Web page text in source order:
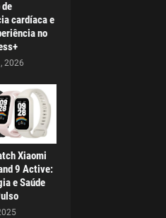
cardíaca e
no
2026
Xiaomi
9 Active:
e Saúde